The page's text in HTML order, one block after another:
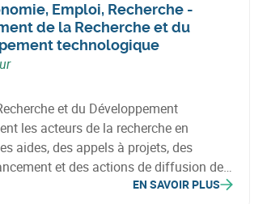
Emploi, Recherche -
de la Recherche et du
technologique
et du Développement
les acteurs de la recherche en
aides, des appels à projets, des
et des actions de diffusion de
EN SAVOIR PLUS